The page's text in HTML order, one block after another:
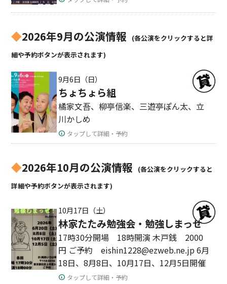
◆2026年9月の公演情報
(各公演をクリックすると詳
細や予約ボタンが表示されます)
9月6日（日）
ちょちょら組
橘家文吾、柳亭信楽、三遊亭ぽん太、立
川かしめ
タップして詳細・予約
◆2026年10月の公演情報
(各公演をクリックすると
詳細や予約ボタンが表示されます)
10月17日（土）
林家たたみ勉強会・勉強しまっせ
17時30分開場 18時開演 木戸銭 2000
円 ご予約 eishin1228@ezweb.ne.jp 6月
18日、8月8日、10月17日、12月5日開催
タップして詳細・予約